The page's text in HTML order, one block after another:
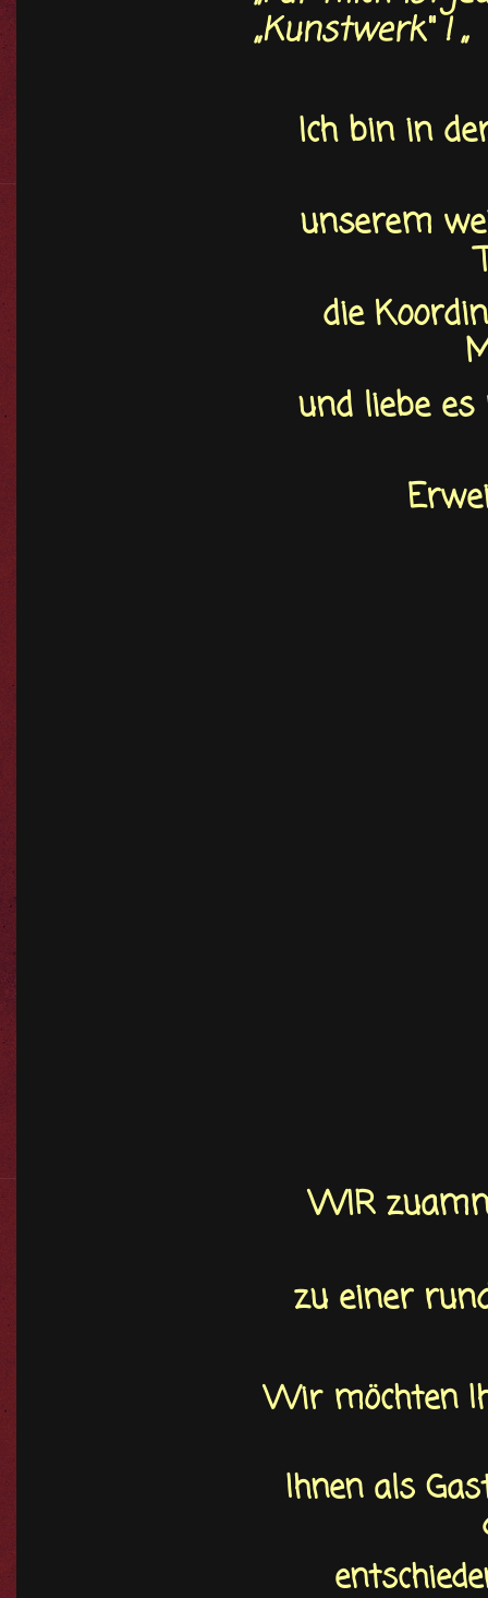
„Kunstwerk“ ! „
Ich bin in
unserem
die
und liebe
WIR
zu einer
Wir möchten
Ihnen als